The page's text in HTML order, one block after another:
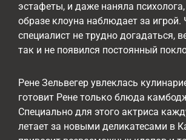
эстафеты, и даже наняла
образе клоуна наблюдает за игрой.
специалист не трудно догадаться,
так и не появился постоянный
Рене Зельвегер увлеклась
готовит Рене только блюда
Специально для этого актриса
летает за новыми деликатесами в